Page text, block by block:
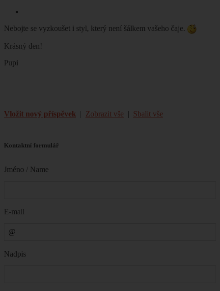
Nebojte se vyzkoušet i styl, který není šálkem vašeho čaje.
Krásný den!
Pupi
Vložit nový příspěvek | Zobrazit vše | Sbalit vše
Kontaktní formulář
Jméno / Name
E-mail
Nadpis